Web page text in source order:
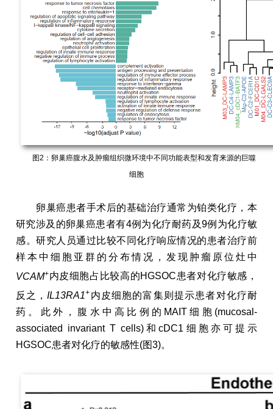
图2：卵巢癌腹水及肿瘤组织微环境中不同功能表型和发育来源的巨噬
细胞
卵巢癌患者手术后的基础治疗通常为铂类化疗，本
研究涉及的卵巢癌患者有4例为化疗耐药及9例为化疗敏
感。研究人员通过比较不同化疗响应情况的患者治疗前
样本中细胞亚群的分布情况，发现肿瘤原位灶中
VCAM+内皮细胞占比较高的HGSOC患者对化疗敏感，
反之，IL13RA1+ 内皮细胞的富集则提示患者对化疗耐
药。此外，腹水中高比例的MAIT细胞(mucosal-
associated invariant T cells)和cDC1细胞亦可提示
HGSOC患者对化疗的敏感性(图3)。